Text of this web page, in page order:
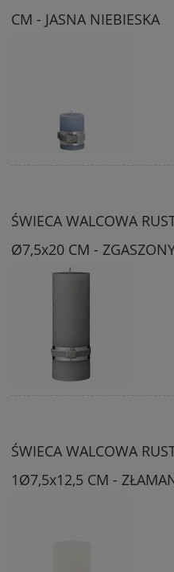
CM - JASNA NIEBIESKA
ŚWIECA WALCOWA
Ø7,5x20 CM -
ŚWIECA WALCOWA
1Ø7,5x12,5 CM -